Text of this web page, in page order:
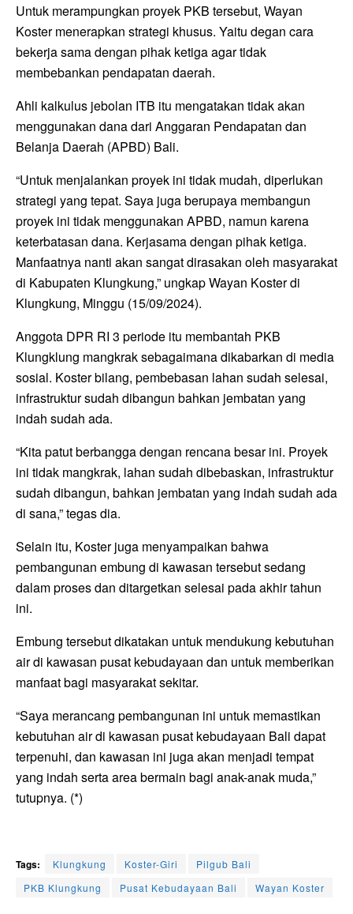
Untuk merampungkan proyek PKB tersebut, Wayan
Koster menerapkan strategi khusus. Yaitu degan cara
bekerja sama dengan pihak ketiga agar tidak
membebankan pendapatan daerah.
Ahli kalkulus jebolan ITB itu mengatakan tidak akan
menggunakan dana dari Anggaran Pendapatan dan
Belanja Daerah (APBD) Bali.
“Untuk menjalankan proyek ini tidak mudah, diperlukan
strategi yang tepat. Saya juga berupaya membangun
proyek ini tidak menggunakan APBD, namun karena
keterbatasan dana. Kerjasama dengan pihak ketiga.
Manfaatnya nanti akan sangat dirasakan oleh masyarakat
di Kabupaten Klungkung,” ungkap Wayan Koster di
Klungkung, Minggu (15/09/2024).
Anggota DPR RI 3 periode itu membantah PKB
Klungklung mangkrak sebagaimana dikabarkan di media
sosial. Koster bilang, pembebasan lahan sudah selesai,
infrastruktur sudah dibangun bahkan jembatan yang
indah sudah ada.
“Kita patut berbangga dengan rencana besar ini. Proyek
ini tidak mangkrak, lahan sudah dibebaskan, infrastruktur
sudah dibangun, bahkan jembatan yang indah sudah ada
di sana,” tegas dia.
Selain itu, Koster juga menyampaikan bahwa
pembangunan embung di kawasan tersebut sedang
dalam proses dan ditargetkan selesai pada akhir tahun
ini.
Embung tersebut dikatakan untuk mendukung kebutuhan
air di kawasan pusat kebudayaan dan untuk memberikan
manfaat bagi masyarakat sekitar.
“Saya merancang pembangunan ini untuk memastikan
kebutuhan air di kawasan pusat kebudayaan Bali dapat
terpenuhi, dan kawasan ini juga akan menjadi tempat
yang indah serta area bermain bagi anak-anak muda,”
tutupnya. (*)
Tags: Klungkung Koster-Giri
Pilgub Bali
PKB Klungkung
Pusat Kebudayaan Bali Wayan Koster